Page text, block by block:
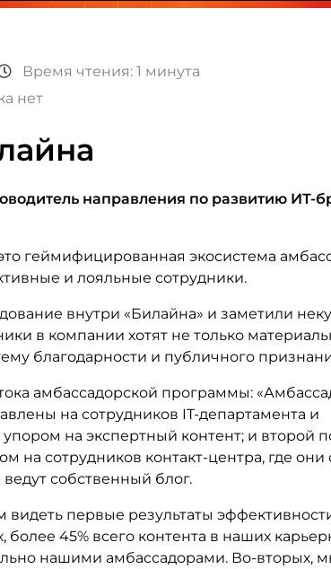
Время чтения: 1 минута
нет
направления по развитию ИТ-
геймифицированная экосистема
и лояльные сотрудники.
внутри «Билайна» и заметили
в компании хотят не только
благодарности и публичного
амбассадорской программы:
на сотрудников IT-департамента и
упором на экспертный контент; и второй
на сотрудников контакт-центра, где они
собственный блог.
первые результаты
45% всего контента в наших
нашими амбассадорами. Во-вторых,